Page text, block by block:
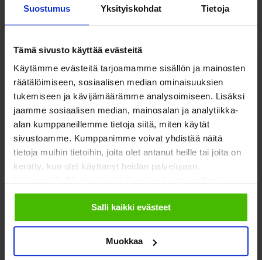
Suostumus Yksityiskohdat Tietoja
Tämä sivusto käyttää evästeitä
Käytämme evästeitä tarjoamamme sisällön ja mainosten
räätälöimiseen, sosiaalisen median ominaisuuksien
tukemiseen ja kävijämäärämme analysoimiseen. Lisäksi
jaamme sosiaalisen median, mainosalan ja analytiikka-
alan kumppaneillemme tietoja siitä, miten käytät
sivustoamme. Kumppanimme voivat yhdistää näitä
tietoja muihin tietoihin, joita olet antanut heille tai joita on
kerätty, kun olet käyttänyt heidän palvelujaan.
evästeisiin.
Salli kaikki evästeet
Muokkaa
senior economist Gaetan Lafortune
, OECD
10:05
Perusterveydenhuollon rakenteiden muutos
Keskustelussa kansanedustajaSari Tanusja
varatoimitusjohtajaHanna Tainio , Suomen Kuntaliitto ry
Päihteet ja elintapojen merkitys